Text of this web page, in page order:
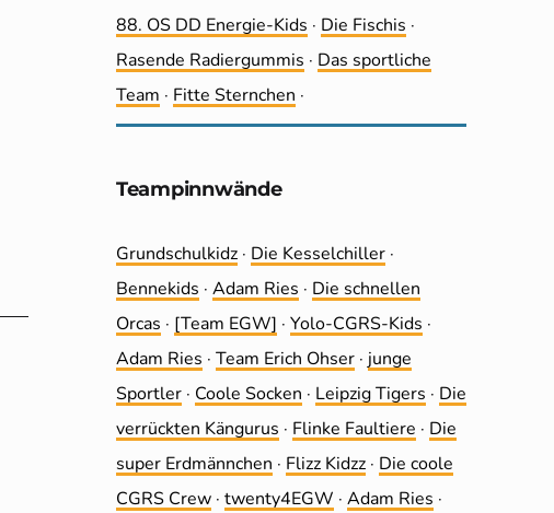
88. OS DD Energie-Kids · Die Fischis ·
Rasende Radiergummis · Das sportliche
Team · Fitte Sternchen ·
Teampinnwände
Grundschulkidz · Die Kesselchiller ·
Bennekids · Adam Ries · Die schnellen
Orcas · [Team EGW] · Yolo-CGRS-Kids ·
Adam Ries · Team Erich Ohser · junge
Sportler · Coole Socken · Leip­zig Tigers · Die
ver­rückten Kängurus · Flinke Faultiere · Die
super Erdmännchen · Flizz Kidzz · Die coole
CGRS Crew · twenty4EGW · Adam Ries ·